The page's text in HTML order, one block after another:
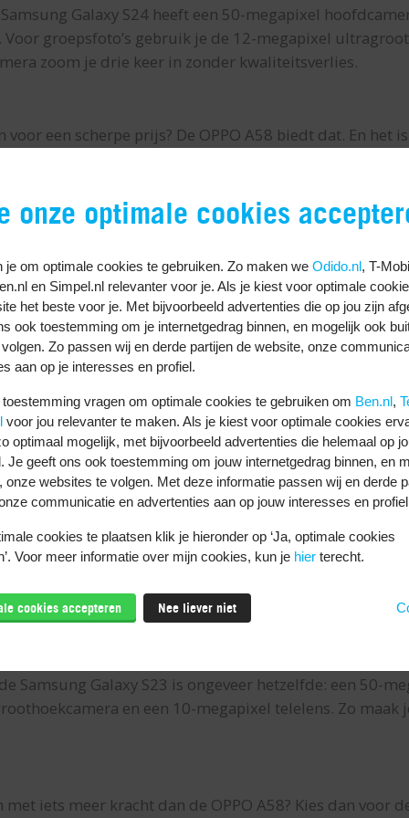
Samsung Galaxy S24 heeft een 50-megapixel
Voor groepsfoto’s gebruik je de 12-megapixel
zoom je drie keer in zonder kwaliteitsverlies.
een scherpe prijs? De OPPO A58 biedt dat. En het
telefoon heeft een groot 6,72 inch IPS LCD scherm. De
je alles goed ziet.
telefoon, maar heeft toch een maximale
apps goed. Wisselen tussen apps gaat ook direct met
megapixel hoofdcamera. Voor portretfoto’s is er ook
van 5000 mAh zorgt ervoor dat je de telefoon de hele
In een half uur is de batterij voor meer dan de helft
het nieuwste te hebben? De Samsung Galaxy S23 is
de Galaxy S24 ook kan. Het grote verschil? De
heb je op de Galaxy S23 niet.
een 6,1 inch Dynamic AMOLED scherm met een
deze telefoon een hoge ververssingssnelheid van 120
de telefoon meteen op je aanrakingen.
een maximale rekenkracht van 3,36 GHz. Dat is
in zijn processor. Dit zorgt voor meer rekenkracht en zo
je met de Galaxy S23 jaren vooruit. Na je
Samsung Galaxy S23 is ongeveer hetzelfde: een 50-
en een 10-megapixel telelens. Zo maak
iets meer kracht dan de OPPO A58? Kies dan voor
onze optimale cookies
je om optimale cookies te gebruiken. Zo maken we Odido.nl, T-
en Simpel.nl relevanter voor je. Als je kiest voor optimale
het beste voor je. Met bijvoorbeeld advertenties die op jou zijn
ook toestemming om je internetgedrag binnen, en mogelijk ook
Zo passen wij en derde partijen de website, onze
aan op je interesses en profiel.
vragen om optimale cookies te gebruiken om Ben.nl,
voor jou relevanter te maken. Als je kiest voor optimale cookies
optimaal mogelijk, met bijvoorbeeld advertenties die helemaal op
Je geeft ons ook toestemming om jouw internetgedrag binnen, en
onze websites te volgen. Met deze informatie passen wij en derde
communicatie en advertenties aan op jouw interesses en
cookies te plaatsen klik je hieronder op ‘Ja, optimale cookies
Voor meer informatie over mijn cookies, kun je hier terecht.
cookies accepteren Nee liever niet